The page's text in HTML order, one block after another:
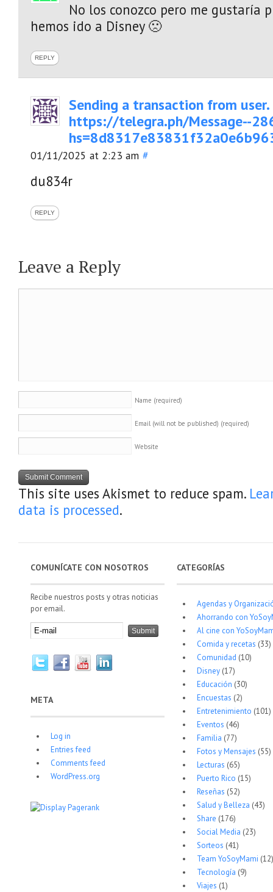
No los conozco pero me gustaría
hemos ido a Disney 🙁
REPLY
Sending a transaction from user.
https://telegra.ph/Message--
01/11/2025 at 2:23 am #
du834r
REPLY
Leave a Reply
Name (required)
Email (will not be published) (required)
Website
This site uses Akismet to reduce spam.
data is processed.
COMUNÍCATE CON NOSOTROS
Recibe nuestros posts y otras noticias
por email.
META
Log in
Entries feed
Comments feed
WordPress.org
CATEGORÍAS
Agendas y
Ahorrando con
Al cine con
Comida y recetas (33)
Comunidad (10)
Disney(17)
Educación (30)
Encuestas (2)
Entretenimiento (101)
Eventos (46)
Familia (77)
Fotos y Mensajes (55)
Lecturas (65)
Puerto Rico (15)
Reseñas (52)
Salud y Belleza (43)
Share (176)
Social Media (23)
Sorteos (41)
Team YoSoyMami (12)
Tecnología (9)
Viajes (1)